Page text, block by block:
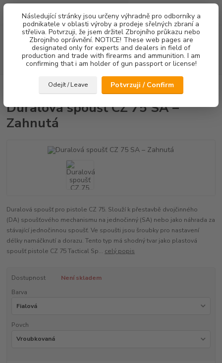
Následující stránky jsou určeny výhradně pro odborníky a
podnikatele v oblasti výroby a prodeje sřelných zbraní a
střeliva. Potvrzuji, že jsem držitel Zbrojního průkazu nebo
Zbrojního oprávnění. NOTICE! These web pages are
designated only for experts and dealers in field of
production and trade with firearms and ammunition. I am
confirming that i am holder of gun passport or license!
Odejít / Leave Potvrzuji / Confirm
Menu
Hledat
za0,00 Kč
Spouště Duralová spoušť CZ 75 SA – Zahnutá
Duralová spoušť CZ 75 SA –
Zahnutá
Duralová spoušť pro pistole CZ 75. Slouží k přestavbě dvojčinného
(DA) spoušťového mechanismu na jednočinný (SA) nebo jako náhrada za
stávající jednočinnou spoušť. Ve spoušti jsou šroubky pro nastavení
délky namáčknutí a dorazu. Tento typ má shodný tvar jako plastová
spoušť pistole CZ 75 Tactical Sp... celý popis
Dostupnost
Není skladem
Barva
Povch